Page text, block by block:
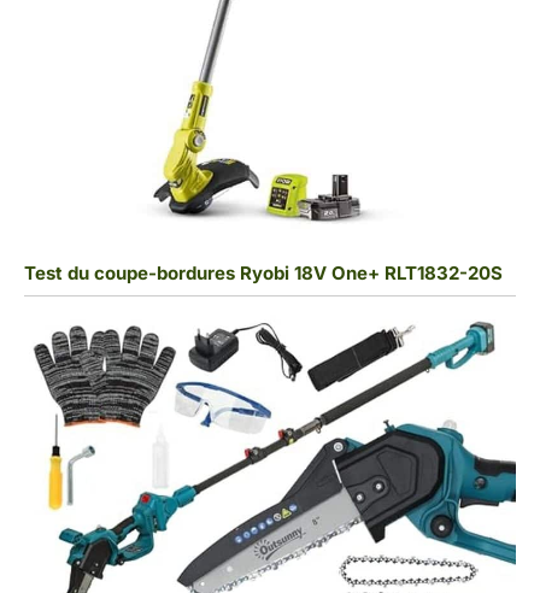
Test du coupe-bordures Ryobi 18V One+ RLT1832-20S